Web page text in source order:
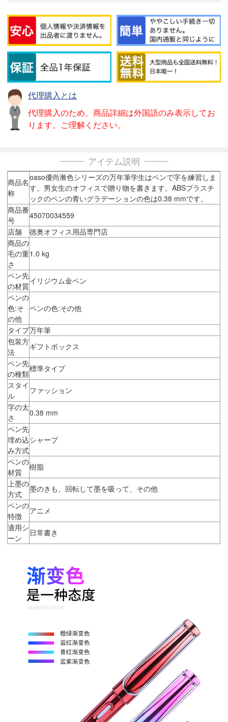
代理購入とは
代理購入のため、商品詳細は外国語のみ表示してお
ります。ご理解ください。
アイテム説明
商品名
称
oaso優尚漸色シリーズの万年筆学生はペンで字を練習しま
す。男女生のオフィスで贈り物を書きます。ABSプラスチ
ックのペンの青いグラデーションの色は0.38 mmです。
商品番
号
45070034559
店舗
徳奥オフィス用品専門店
商品の
毛の重
さ
1.0 kg
ペン先
の材質
イリジウム金ペン
ペンの
色:そ
の他
ペンの色:その他
タイプ万年筆
包装方
法
ギフトボックス
ペン先
の種類
標準タイプ
スタイ
ル
ファッション
字の太
さ
0.38 mm
ペン先
埋め込
み方式
シャープ
ペンの
材質
樹脂
上墨の
方式
墨のきも、回転して墨を吸って、その他
ペンの
特徴
アニメ
適用シ
ーン
日常書き